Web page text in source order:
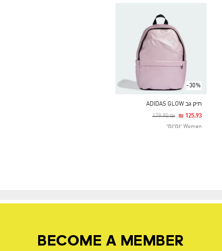
-30%
תיק גב ADIDAS GLOW
Price Reduced From
₪ 179.90
To ₪ 125.93
Women יומיומי
BECOME A MEMBER